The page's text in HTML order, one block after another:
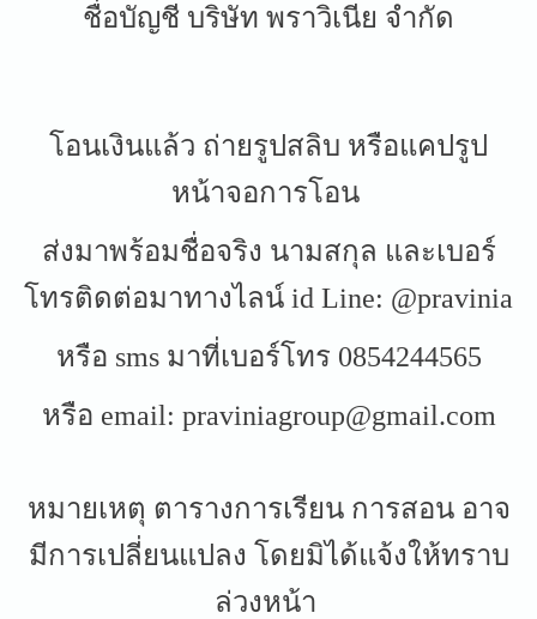
ชื่อบัญชี บริษัท พราวิเนีย จำกัด
โอนเงินแล้ว ถ่ายรูปสลิบ หรือแคปรูป
หน้าจอการโอน
ส่งมาพร้อมชื่อจริง นามสกุล และเบอร์
โทรติดต่อมาทางไลน์ id Line: @pravinia
หรือ sms มาที่เบอร์โทร 0854244565
หรือ email: praviniagroup@gmail.com
หมายเหตุ ตารางการเรียน การสอน อาจ
มีการเปลี่ยนแปลง โดยมิได้แจ้งให้ทราบ
ล่วงหน้า